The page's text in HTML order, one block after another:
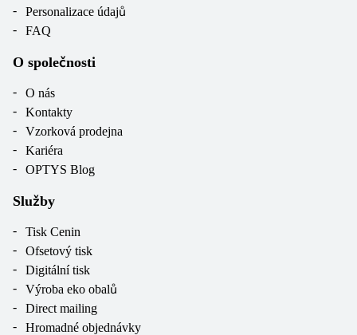
Personalizace údajů
FAQ
O společnosti
O nás
Kontakty
Vzorková prodejna
Kariéra
OPTYS Blog
Služby
Tisk Cenin
Ofsetový tisk
Digitální tisk
Výroba eko obalů
Direct mailing
Hromadné objednávky